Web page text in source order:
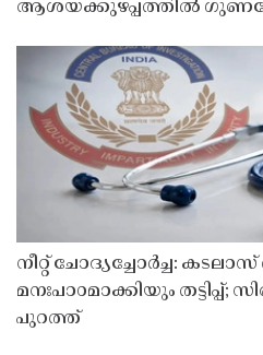
ആശയക്കുഴപ്പത്തിൽ
നീറ്റ് ചോദ്യച്ചോർച്ച:
മനഃപാഠമാക്കിയും
പുറത്ത്